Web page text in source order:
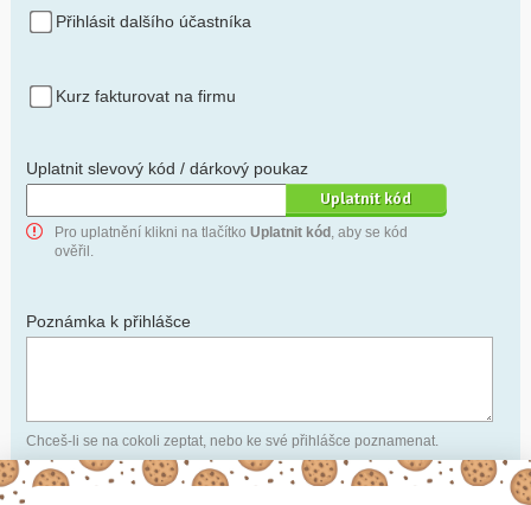
Přihlásit dalšího účastníka
Kurz fakturovat na firmu
Uplatnit slevový kód / dárkový poukaz
Pro uplatnění klikni na tlačítko Uplatnit kód , aby se kód
ověřil.
Poznámka k přihlášce
Chceš-li se na cokoli zeptat, nebo ke své přihlášce poznamenat.
Anonymní profil – odesláním přihlášky se automaticky